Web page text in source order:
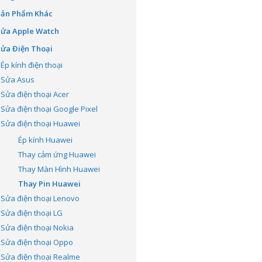
Phẩm Khác
Apple Watch
Điện Thoại
Ép kính điện thoại
Sửa Asus
Sửa điện thoại Acer
Sửa điện thoại Google Pixel
Sửa điện thoại Huawei
Ép kính Huawei
Thay cảm ứng Huawei
Thay Màn Hình Huawei
Thay Pin Huawei
Sửa điện thoại Lenovo
Sửa điện thoại LG
Sửa điện thoại Nokia
Sửa điện thoại Oppo
Sửa điện thoại Realme